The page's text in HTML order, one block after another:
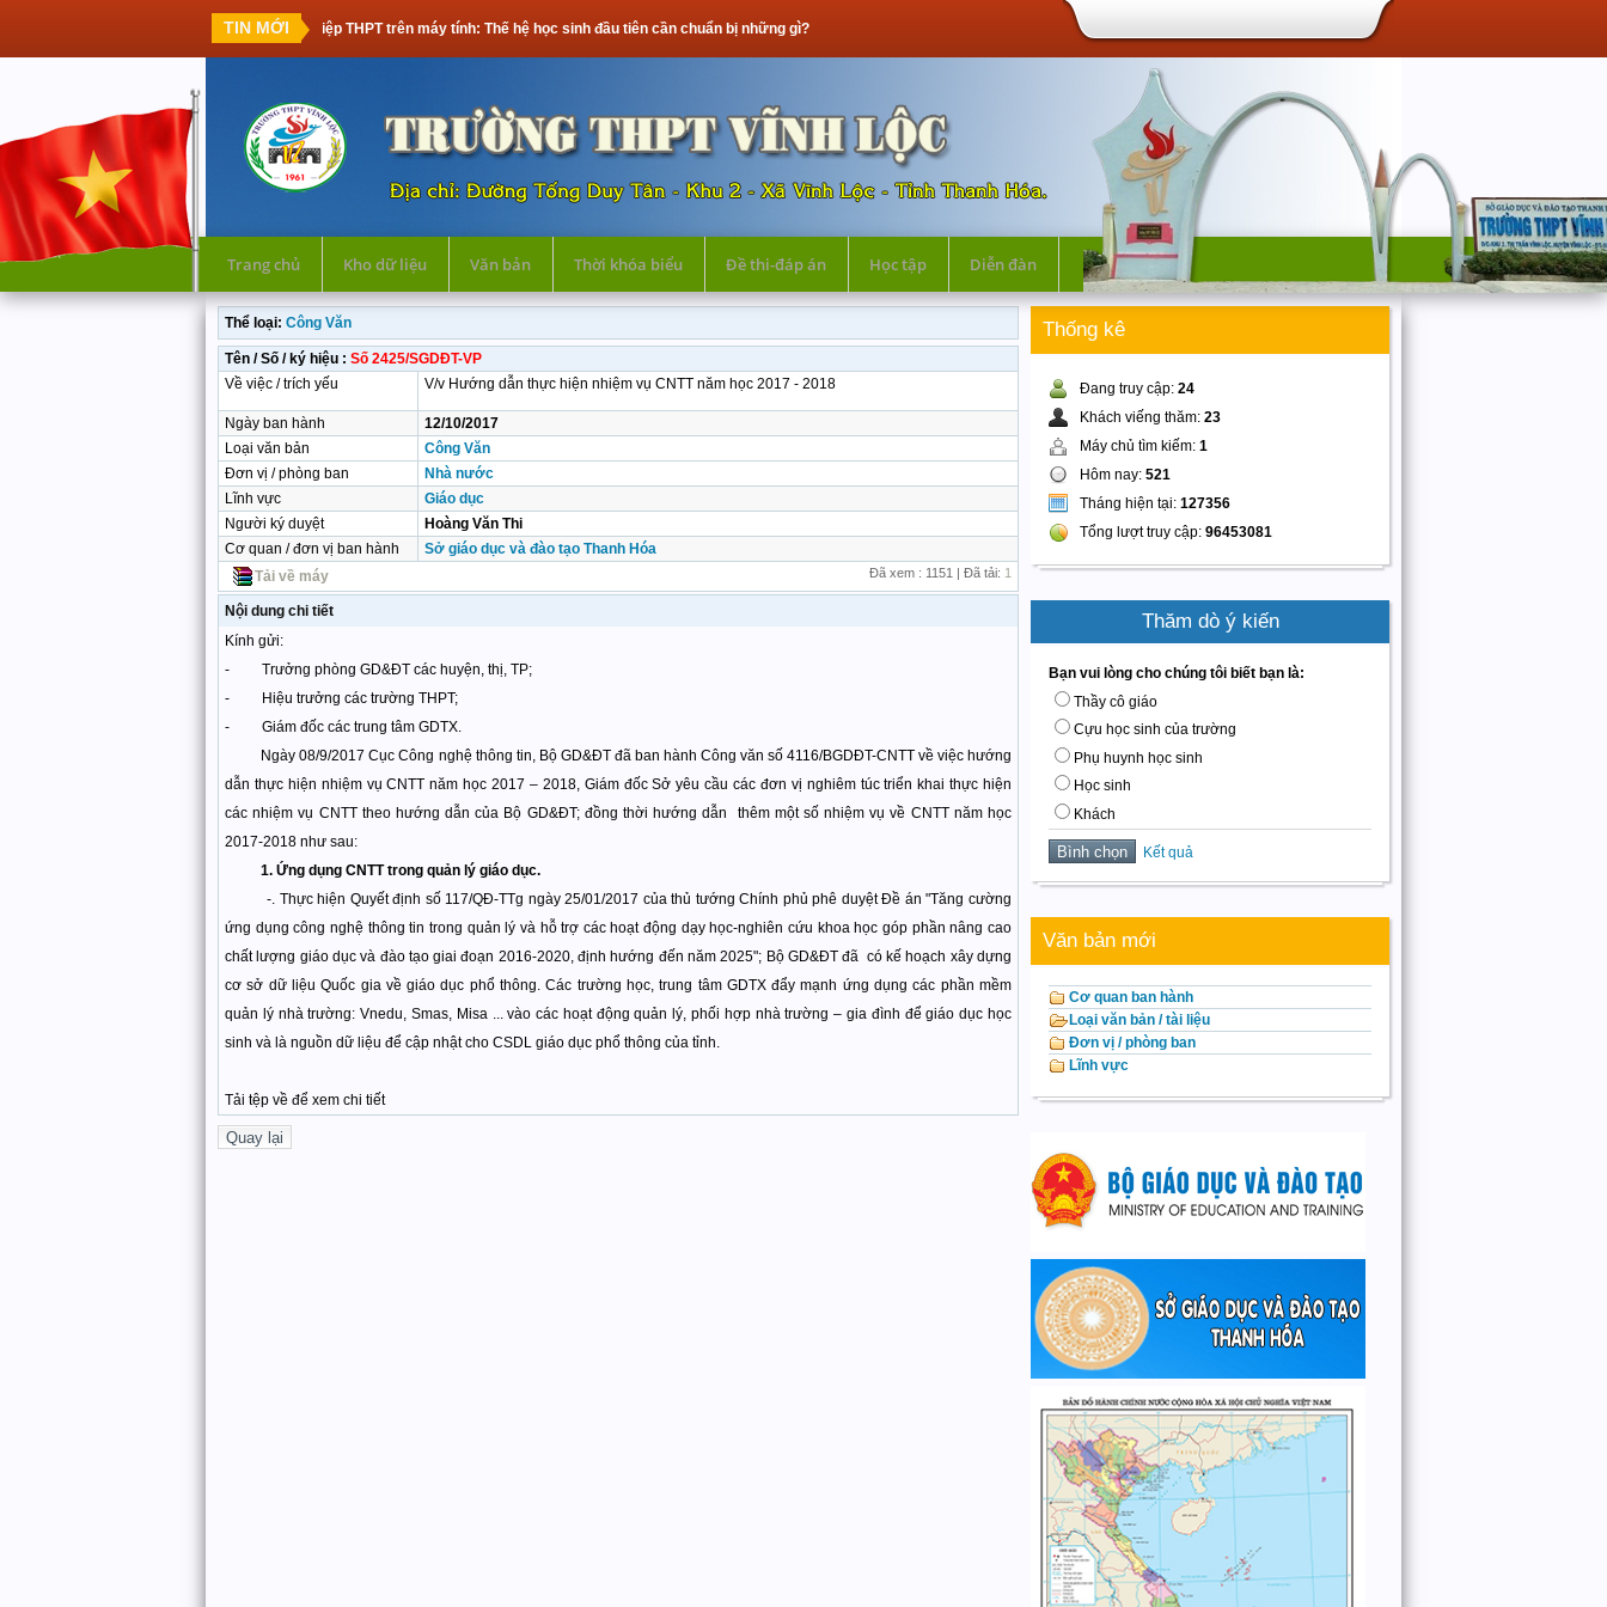
TIN MỚI
Thi tốt nghiệp THPT trên máy tính: Thế hệ học sinh đầu tiên cần chuẩn bị những gì?
Trang chủ Kho dữ liệu Văn bản Thời khóa biểu Đề thi-đáp án Học tập Diễn đàn
Thể loại: Công Văn
Tên / Số / ký hiệu : Số 2425/SGDĐT-VP
Về việc / trích yếu
V/v Hướng dẫn thực hiện nhiệm vụ CNTT năm học 2017 - 2018
Ngày ban hành
12/10/2017
Loại văn bản
Công Văn
Đơn vị / phòng ban
Nhà nước
Lĩnh vực
Giáo dục
Người ký duyệt
Hoàng Văn Thi
Cơ quan / đơn vị ban hành
Sở giáo dục và đào tạo Thanh Hóa
Tải về máy
Đã xem : 1151 | Đã tải: 1
Nội dung chi tiết
Kính gửi:
- Trưởng phòng GD&ĐT các huyện, thị, TP;
- Hiệu trưởng các trường THPT;
- Giám đốc các trung tâm GDTX.
Ngày 08/9/2017 Cục Công nghệ thông tin, Bộ GD&ĐT đã ban hành Công văn số 4116/BGDĐT-CNTT về việc hướng
dẫn thực hiện nhiệm vụ CNTT năm học 2017 – 2018, Giám đốc Sở yêu cầu các đơn vị nghiêm túc triển khai thực hiện
các nhiệm vụ CNTT theo hướng dẫn của Bộ GD&ĐT; đồng thời hướng dẫn thêm một số nhiệm vụ về CNTT năm học
2017-2018 như sau:
1. Ứng dụng CNTT trong quản lý giáo dục.
-. Thực hiện Quyết định số 117/QĐ-TTg ngày 25/01/2017 của thủ tướng Chính phủ phê duyệt Đề án "Tăng cường
ứng dụng công nghệ thông tin trong quản lý và hỗ trợ các hoạt động dạy học-nghiên cứu khoa học góp phần nâng cao
chất lượng giáo dục và đào tạo giai đoạn 2016-2020, định hướng đến năm 2025"; Bộ GD&ĐT đã có kế hoạch xây dựng
cơ sở dữ liệu Quốc gia về giáo dục phổ thông. Các trường học, trung tâm GDTX đẩy mạnh ứng dụng các phần mềm
quản lý nhà trường: Vnedu, Smas, Misa ... vào các hoạt động quản lý, phối hợp nhà trường – gia đình để giáo dục học
sinh và là nguồn dữ liệu để cập nhật cho CSDL giáo dục phổ thông của tỉnh.
Tải tệp về để xem chi tiết
Thống kê
Đang truy cập: 24
Khách viếng thăm: 23
Máy chủ tìm kiếm: 1
Hôm nay: 521
Tháng hiện tại: 127356
Tổng lượt truy cập: 96453081
Thăm dò ý kiến
Bạn vui lòng cho chúng tôi biết bạn là:
Thầy cô giáo
Cựu học sinh của trường
Phụ huynh học sinh
Học sinh
Khách
Kết quả
Văn bản mới
Cơ quan ban hành
Loại văn bản / tài liệu
Đơn vị / phòng ban
Lĩnh vực